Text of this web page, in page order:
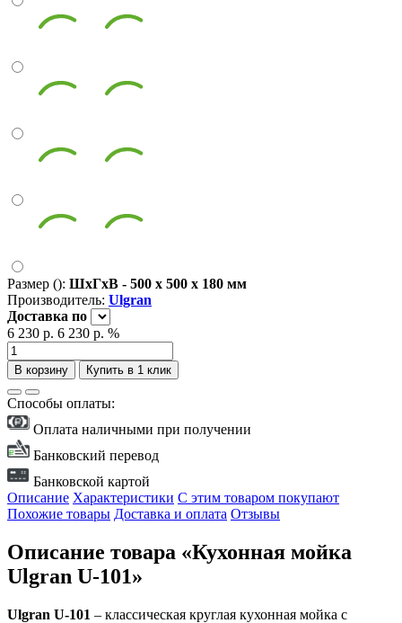
Размер (): ШxГxВ - 500 x 500 x 180 мм
Производитель: Ulgran
Доставка по
6 230 р. 6 230 р. %
В корзину Купить в 1 клик
Способы оплаты:
Оплата наличными при получении
Банковский перевод
Банковской картой
Описание Характеристики С этим товаром покупают
Похожие товары Доставка и оплата Отзывы
Описание товара «Кухонная мойка
Ulgran U-101»
Ulgran U-101 – классическая круглая кухонная мойка с